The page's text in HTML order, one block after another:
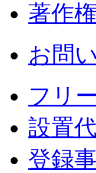
著作
お問
フリ
設置
登録